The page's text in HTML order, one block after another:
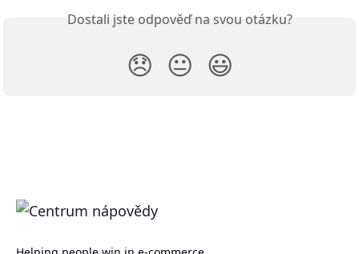
Dostali jste odpověď na svou otázku?
😞 😐 😃